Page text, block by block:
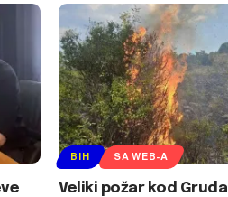
BIH SA WEB-A
Veliki požar kod